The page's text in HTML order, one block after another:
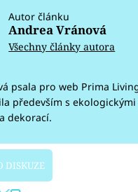
Autor článku
Andrea Vránová
Všechny články autora
psala pro web Prima
především s
dekorací.
DISKUZE